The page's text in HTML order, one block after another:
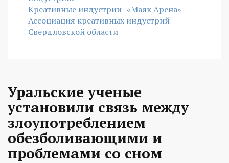
Креативные индустрии «Маяк Арена»
Ассоциация креативных индустрий
Свердловской области
Уральские ученые
установили связь между
злоупотреблением
обезболивающими и
проблемами со сном